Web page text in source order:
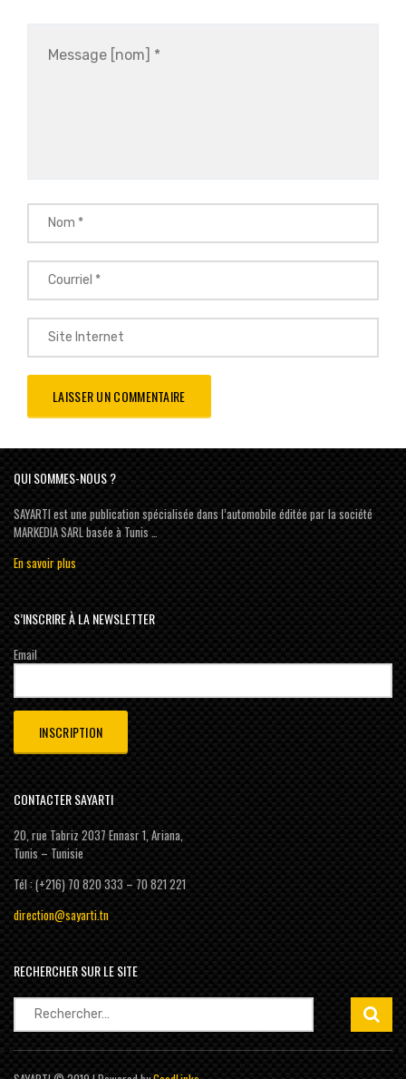
QUI SOMMES-NOUS ?
SAYARTI est une publication spécialisée dans l’automobile éditée par la société
MARKEDIA SARL basée à Tunis …
En savoir plus
S’INSCRIRE À LA NEWSLETTER
Email
CONTACTER SAYARTI
20, rue Tabriz 2037 Ennasr 1, Ariana,
Tunis – Tunisie
Tél : (+216) 70 820 333 – 70 821 221
direction@sayarti.tn
RECHERCHER SUR LE SITE
Rechercher :